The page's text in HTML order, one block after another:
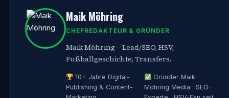
Maik Möhring
CHEFREDAKTEUR & GRÜNDER
Maik Möhring – Lead/SEO, HSV,
Fußballgeschichte, Transfers.
10+ Jahre Digital-
Publishing & Content-
Gründer Maik
Möhring Media · SEO-